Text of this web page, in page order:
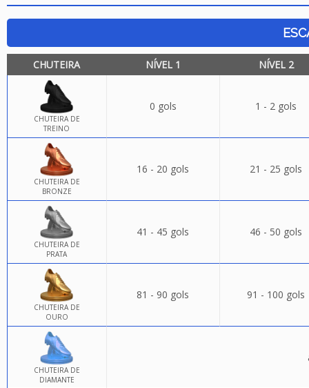
CHUTEIRA NÍVEL 1 NÍVEL 2
CHUTEIRA DE
TREINO
0 gols 1 - 2 gols
CHUTEIRA DE
BRONZE
16 - 20 gols 21 - 25 gols
CHUTEIRA DE
PRATA
41 - 45 gols 46 - 50 gols
CHUTEIRA DE
OURO
81 - 90 gols 91 - 100 gols
CHUTEIRA DE
DIAMANTE